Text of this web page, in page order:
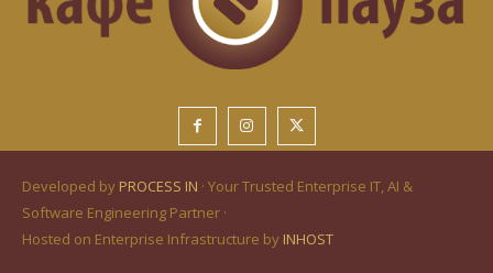
Developed by PROCESS IN · Your Trusted Enterprise IT, AI &
Software Engineering Partner ·
Hosted on Enterprise Infrastructure by INHOST